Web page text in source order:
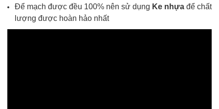
Để mạch được đều 100% nên sử dụng Ke nhựa để chất
lượng được hoàn hảo nhất